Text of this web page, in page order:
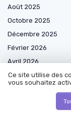
Août 2025
Octobre 2025
Décembre 2025
Février 2026
Avril 2026
Juin 2026
Ce site utilise des
vous souhaitez